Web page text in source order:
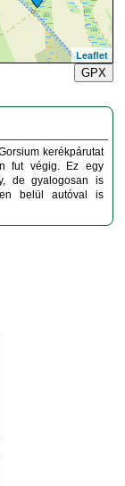
Leaflet
GPX
kerékpárutat
fut végig. Ez egy
de gyalogosan is
belül autóval is